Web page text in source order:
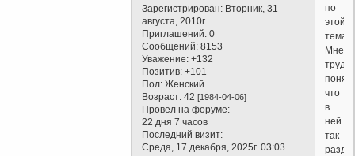
Зарегистрирован: Вторник, 31
августа, 2010г.
Приглашений: 0
Сообщений: 8153
Уважение: +132
Позитив: +101
Пол: Женский
Возраст: 42[1984-04-06]
Провел на форуме:
22 дня 7 часов
Последний визит:
Среда, 17 декабря, 2025г. 03:03
по
этой
Мне
что
в
ней
так